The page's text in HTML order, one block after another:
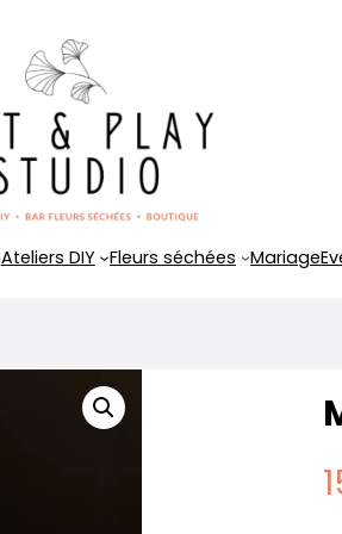
Ateliers DIY Fleurs séchées Mariage